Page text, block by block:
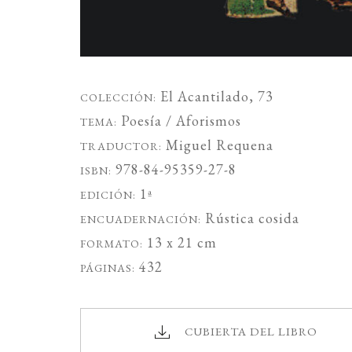
COLECCIÓN: El Acantilado, 73
TEMA: Poesía / Aforismos
TRADUCTOR: Miguel Requena
ISBN: 978-84-95359-27-8
EDICIÓN: 1ª
ENCUADERNACIÓN: Rústica cosida
FORMATO: 13 x 21 cm
PÁGINAS: 432
CUBIERTA DEL LIBRO